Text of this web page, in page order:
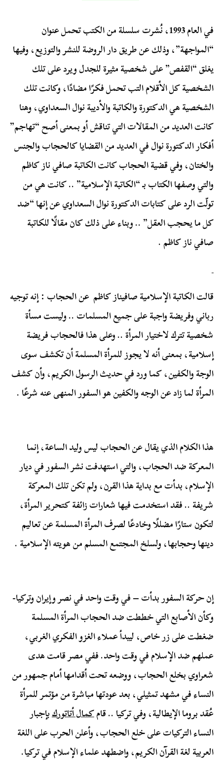
في العام 1993، نُشرت سلسلة من الكتب تحمل عنوان
“المواجهة”، وذلك عن طريق دار الروضة للنشر والتوزيع، وفيها
يغلق “القفص” على شخصية مثيرة للجدل ويرد على تلك
الشخصية كل الأقلام التب تحمل فكرًا مضادًا، وكانت تلك
الشخصية هي الدكتورة والكاتبة والأديبة نوال السعداوي، وهنا
كانت العديد من المقالات التي تناقش أو بمعنى أصح “تهاجم”
أفكار الدكتورة نوال في العديد من القضايا كالحجاب والجنس
والختان، وفي قضية الحجاب كانت الكاتبة صافي ناز كاظم
والتي وصفها الكتاب بـ “الكاتبة الإسلامية” .. كانت هي من
تولّت الرد على كتابات الدكتورة نوال السعداوي عن إنها “ضد
كل ما يحجب العقل” .. وبناء على ذلك كان مقالًا للكاتبة
صافي ناز كاظم .
قالت الكاتبة الإسلامية صافيناز كاظم عن الحجاب : إنه توجيه
رباني وفريضة واجبة على جميع المسلمات .. وليست مسأة
شخصية تترك لاختيار المرأة .. وعلى هذا فالحجاب فريضة
إسلامية، بمعنى أنه لا يجوز للمرأة المسلمة أن تكشف سوى
الوجة والكفين، كما ورد في حديث الرسول الكريم، وأن كشف
المرأة لما زاد عن الوجه والكفين هو السفور المنهى عنه شرعًا .
هذا الكلام الذي يقال عن الحجاب ليس وليد الساعة، إنما
المعركة ضد الحجاب، والتي استهدفت نشر السفور في ديار
الإسلام، بدأت مع بداية هذا القرن، ولم تكن تلك المعركة
شريفة .. فقد استخدمت فيها شعارات زائفة كتحرير المرأة،
لتكون ستارًا مضللًا وخادعًا لصرف المرأة المسلمة عن تعاليم
دينها وحجابها، ولسلخ المجتمع المسلم من هويته الإسلامية .
إن حركة السفور بدأت – في وقت واحد في نصر وإيران وتركيا-
وكأن الأصابع التي خططت ضد الحجاب المرأة المسلمة
ضغطت على زر خاص، ليبدأ عملاء الغزو الفكري الغربي،
عملهم ضد الإسلام في وقت واحد. ففي مصر قامت هدى
شعراوي بخلع الحجاب، ووضعه تحت أقدامها أمام جمهور من
النساء في مشهد تمثيلي، بعد عودتها مباشرة من مؤتمر للمرأة
عُقد بروما الإيطالية، وفي تركيا .. قامكمال أتاتوركبإجبار
النساء التركيات على خلع الحجاب، وأعلن الحرب على اللغة
العربية لغة القرآن الكريم، واضطهد علماء الإسلام في تركيا.